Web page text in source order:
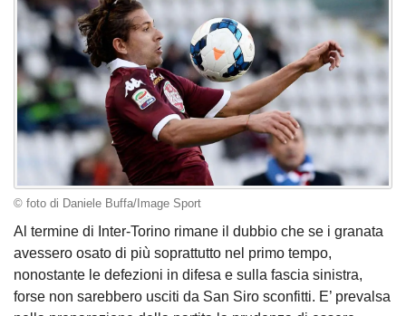
© foto di Daniele Buffa/Image Sport
Al termine di Inter-Torino rimane il dubbio che se i granata
avessero osato di più soprattutto nel primo tempo,
nonostante le defezioni in difesa e sulla fascia sinistra,
forse non sarebbero usciti da San Siro sconfitti. E’ prevalsa